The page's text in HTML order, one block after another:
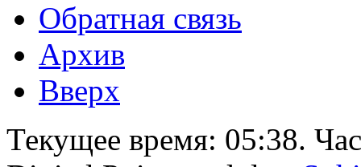
Обратная связь
Архив
Вверх
Текущее время: 05:38.